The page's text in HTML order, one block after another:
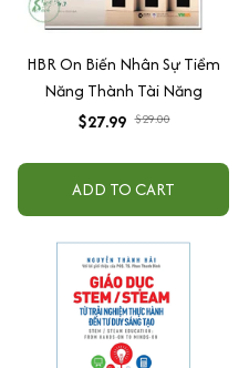
HBR On Biến Nhân Sự Tiềm
Năng Thành Tài Năng
$27.99 $29.00
ADD TO CART